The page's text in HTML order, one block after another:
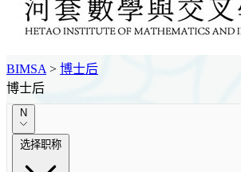
BIMSA > 博士后
博士后
N
选择职称